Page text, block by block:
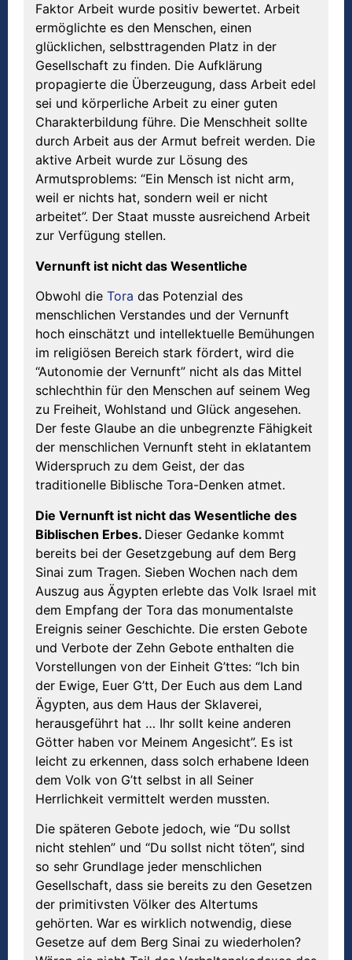
Faktor Arbeit wurde positiv bewertet. Arbeit
ermöglichte es den Menschen, einen
glücklichen, selbsttragenden Platz in der
Gesellschaft zu finden. Die Aufklärung
propagierte die Überzeugung, dass Arbeit edel
sei und körperliche Arbeit zu einer guten
Charakterbildung führe. Die Menschheit sollte
durch Arbeit aus der Armut befreit werden. Die
aktive Arbeit wurde zur Lösung des
Armutsproblems: “Ein Mensch ist nicht arm,
weil er nichts hat, sondern weil er nicht
arbeitet”. Der Staat musste ausreichend Arbeit
zur Verfügung stellen.
Vernunft ist nicht das Wesentliche
Obwohl die Tora das Potenzial des
menschlichen Verstandes und der Vernunft
hoch einschätzt und intellektuelle Bemühungen
im religiösen Bereich stark fördert, wird die
“Autonomie der Vernunft” nicht als das Mittel
schlechthin für den Menschen auf seinem Weg
zu Freiheit, Wohlstand und Glück angesehen.
Der feste Glaube an die unbegrenzte Fähigkeit
der menschlichen Vernunft steht in eklatantem
Widerspruch zu dem Geist, der das
traditionelle Biblische Tora-Denken atmet.
Die Vernunft ist nicht das Wesentliche des
Biblischen Erbes. Dieser Gedanke kommt
bereits bei der Gesetzgebung auf dem Berg
Sinai zum Tragen. Sieben Wochen nach dem
Auszug aus Ägypten erlebte das Volk Israel mit
dem Empfang der Tora das monumentalste
Ereignis seiner Geschichte. Die ersten Gebote
und Verbote der Zehn Gebote enthalten die
Vorstellungen von der Einheit G’ttes: “Ich bin
der Ewige, Euer G’tt, Der Euch aus dem Land
Ägypten, aus dem Haus der Sklaverei,
herausgeführt hat … Ihr sollt keine anderen
Götter haben vor Meinem Angesicht”. Es ist
leicht zu erkennen, dass solch erhabene Ideen
dem Volk von G’tt selbst in all Seiner
Herrlichkeit vermittelt werden mussten.
Die späteren Gebote jedoch, wie “Du sollst
nicht stehlen” und “Du sollst nicht töten”, sind
so sehr Grundlage jeder menschlichen
Gesellschaft, dass sie bereits zu den Gesetzen
der primitivsten Völker des Altertums
gehörten. War es wirklich notwendig, diese
Gesetze auf dem Berg Sinai zu wiederholen?